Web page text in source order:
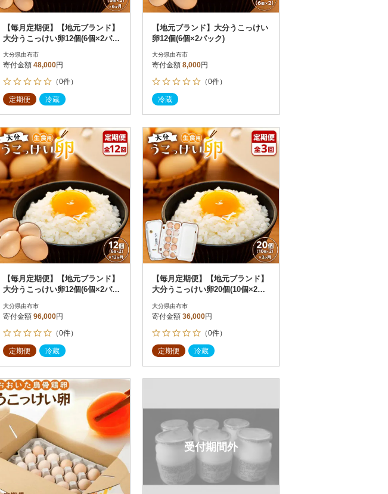
【毎月定期便】【地元ブランド】
大分うこっけい卵12個(6個×2パッ
大分県由布市
寄付金額 48,000円
（0件）
定期便 冷蔵
【地元ブランド】大分うこっけい
卵12個(6個×2パック)
大分県由布市
寄付金額 8,000円
（0件）
冷蔵
【毎月定期便】【地元ブランド】
大分うこっけい卵12個(6個×2パッ
大分県由布市
寄付金額 96,000円
（0件）
定期便 冷蔵
【毎月定期便】【地元ブランド】
大分うこっけい卵20個(10個×2パ
大分県由布市
寄付金額 36,000円
（0件）
定期便 冷蔵
受付期間外